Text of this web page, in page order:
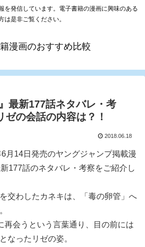
を発信しています。電子書籍の漫画に興味のある
は是非ご覧ください。
漫画のおすすめ比較
最新177話ネタバレ・考
ゼの会話の内容は？！
2018.06.18
月14日発売のヤングジャンプ掲載漫
177話のネタバレ・考察をご紹介し
交わしたカネキは、「毒の卵管」へ
再会うという言葉通り、目の前には
なったリゼの姿。